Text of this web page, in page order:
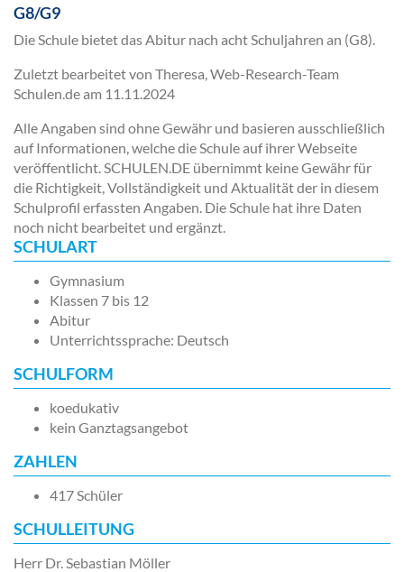
G8/G9
Die Schule bietet das Abitur nach acht Schuljahren an (G8).
Zuletzt bearbeitet von Theresa, Web-Research-Team
Schulen.de am 11.11.2024
Alle Angaben sind ohne Gewähr und basieren ausschließlich
auf Informationen, welche die Schule auf ihrer Webseite
veröffentlicht. SCHULEN.DE übernimmt keine Gewähr für
die Richtigkeit, Vollständigkeit und Aktualität der in diesem
Schulprofil erfassten Angaben. Die Schule hat ihre Daten
noch nicht bearbeitet und ergänzt.
SCHULART
Gymnasium
Klassen 7 bis 12
Abitur
Unterrichtssprache: Deutsch
SCHULFORM
koedukativ
kein Ganztagsangebot
ZAHLEN
417 Schüler
SCHULLEITUNG
Herr Dr. Sebastian Möller